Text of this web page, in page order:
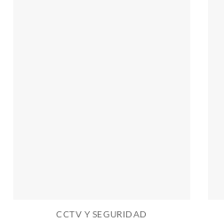
CCTV Y SEGURIDAD